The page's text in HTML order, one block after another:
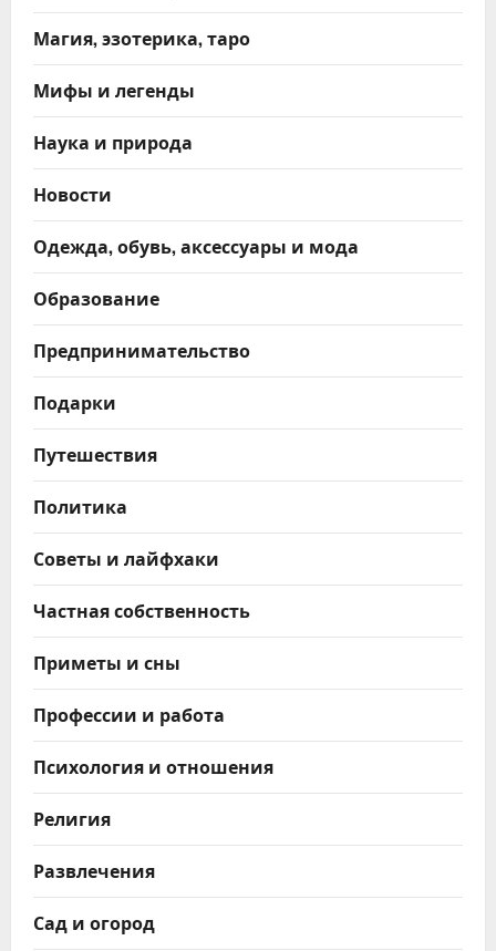
Магия, эзотерика, таро
Мифы и легенды
Наука и природа
Новости
Одежда, обувь, аксессуары и мода
Образование
Предпринимательство
Подарки
Путешествия
Политика
Советы и лайфхаки
Частная собственность
Приметы и сны
Профессии и работа
Психология и отношения
Религия
Развлечения
Сад и огород